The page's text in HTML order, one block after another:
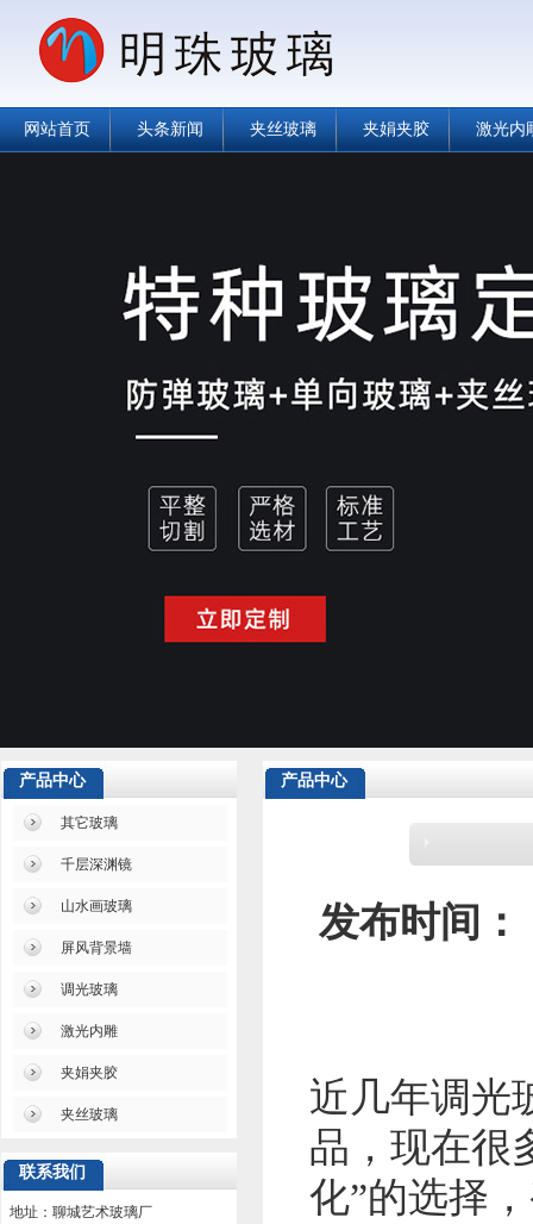
网站首页 头条新闻 夹丝玻璃 夹娟夹胶 激光内
产品中心
其它玻璃
千层深渊镜
山水画玻璃
屏风背景墙
调光玻璃
激光内雕
夹娟夹胶
夹丝玻璃
联系我们
地址：聊城艺术玻璃厂
产品中心
发布时间：
近几年调光
品，现在很
化”的选择